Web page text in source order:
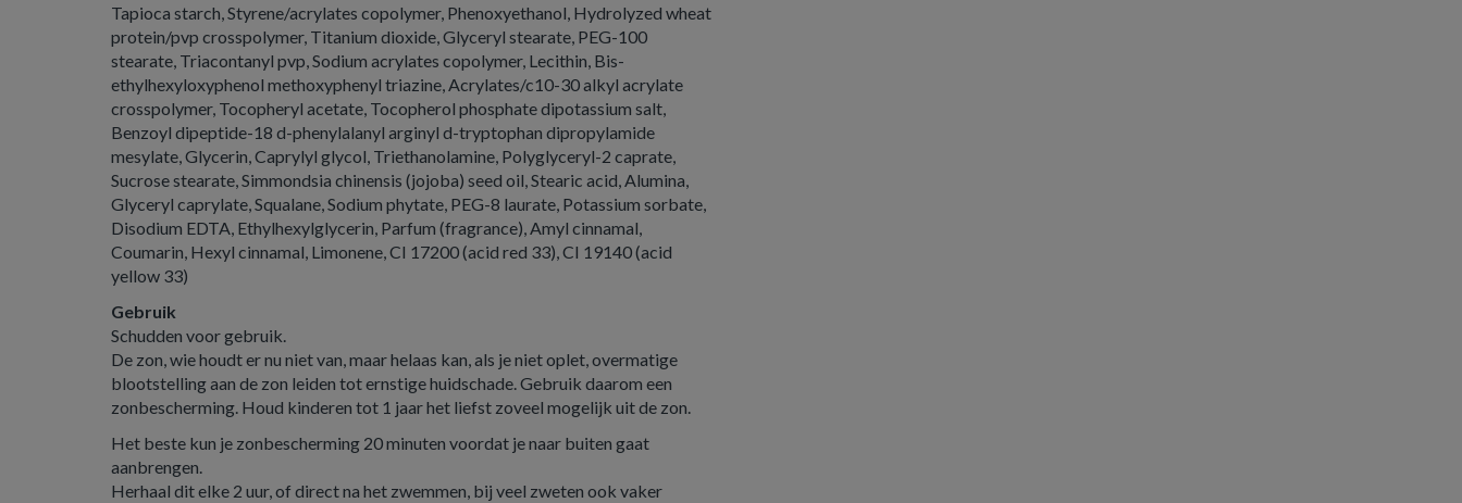
Tapioca starch, Styrene/acrylates copolymer, Phenoxyethanol, Hydrolyzed wheat
protein/pvp crosspolymer, Titanium dioxide, Glyceryl stearate, PEG-100
stearate, Triacontanyl pvp, Sodium acrylates copolymer, Lecithin, Bis-
ethylhexyloxyphenol methoxyphenyl triazine, Acrylates/c10-30 alkyl acrylate
crosspolymer, Tocopheryl acetate, Tocopherol phosphate dipotassium salt,
Benzoyl dipeptide-18 d-phenylalanyl arginyl d-tryptophan dipropylamide
mesylate, Glycerin, Caprylyl glycol, Triethanolamine, Polyglyceryl-2 caprate,
Sucrose stearate, Simmondsia chinensis (jojoba) seed oil, Stearic acid, Alumina,
Glyceryl caprylate, Squalane, Sodium phytate, PEG-8 laurate, Potassium sorbate,
Disodium EDTA, Ethylhexylglycerin, Parfum (fragrance), Amyl cinnamal,
Coumarin, Hexyl cinnamal, Limonene, CI 17200 (acid red 33), CI 19140 (acid
yellow 33)
Gebruik
Schudden voor gebruik.
De zon, wie houdt er nu niet van, maar helaas kan, als je niet oplet, overmatige
blootstelling aan de zon leiden tot ernstige huidschade. Gebruik daarom een
zonbescherming. Houd kinderen tot 1 jaar het liefst zoveel mogelijk uit de zon.
Het beste kun je zonbescherming 20 minuten voordat je naar buiten gaat
aanbrengen.
Herhaal dit elke 2 uur, of direct na het zwemmen, bij veel zweten ook vaker